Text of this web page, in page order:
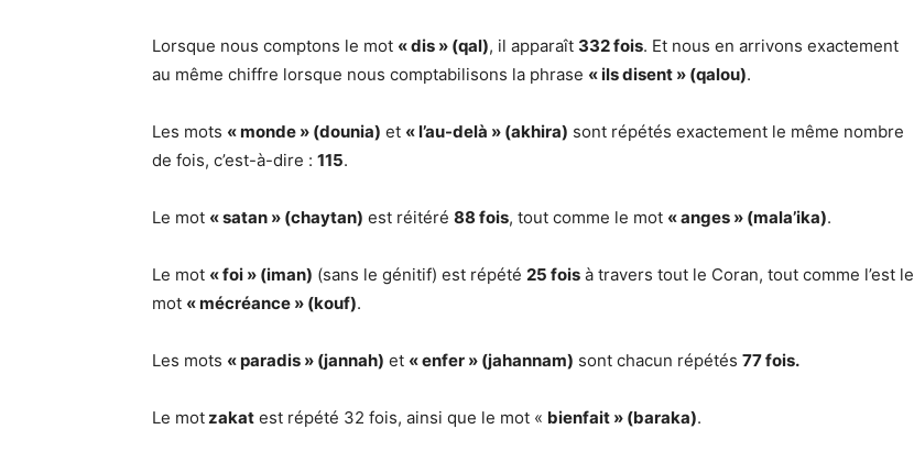
Lorsque nous comptons le mot « dis » (qal), il apparaît 332 fois. Et nous en arrivons exactement
au même chiffre lorsque nous comptabilisons la phrase « ils disent » (qalou).
Les mots « monde » (dounia) et « l’au-delà » (akhira) sont répétés exactement le même nombre
de fois, c’est-à-dire : 115.
Le mot « satan » (chaytan) est réitéré 88 fois, tout comme le mot « anges » (mala’ika).
Le mot « foi » (iman) (sans le génitif) est répété 25 fois à travers tout le Coran, tout comme l’est le
mot « mécréance » (kouf).
Les mots « paradis » (jannah) et « enfer » (jahannam) sont chacun répétés 77 fois.
Le mot zakat est répété 32 fois, ainsi que le mot « bienfait » (baraka).